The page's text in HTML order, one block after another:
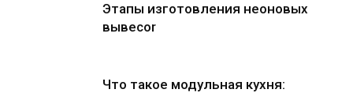
Этапы изготовления неоновых
вывесоr
Что такое модульная кухня: